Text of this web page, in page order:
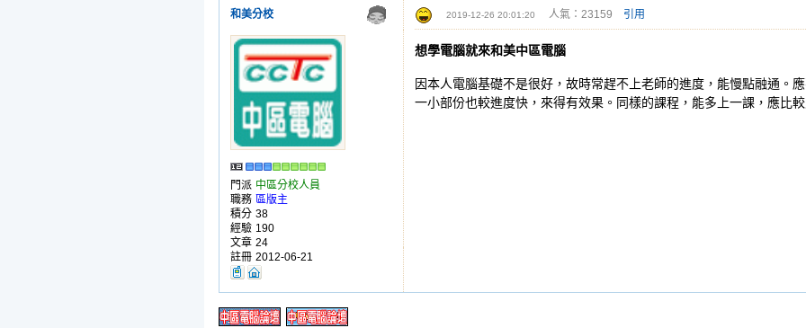
和美分校 2019-12-26 20:01:20 人氣：23159 引用
門派 中區分校人員
職務 區版主
積分 38
經驗 190
文章 24
註冊 2012-06-21
想學電腦就來和美中區電腦
因本人電腦基礎不是很好，故時常趕不上老師的進度，能慢點融通。
一小部份也較進度快，來得有效果。同樣的課程，能多上一課，應比